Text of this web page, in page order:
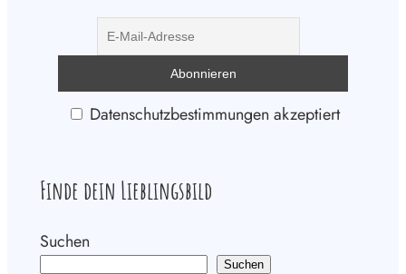
Datenschutzbestimmungen akzeptiert
Finde dein Lieblingsbild
Suchen
Suchen